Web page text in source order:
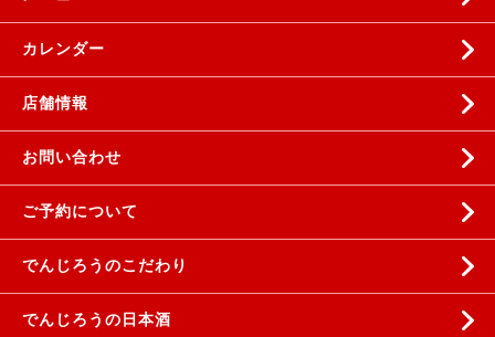
カレンダー
店舗情報
お問い合わせ
ご予約について
でんじろうのこだわり
でんじろうの日本酒